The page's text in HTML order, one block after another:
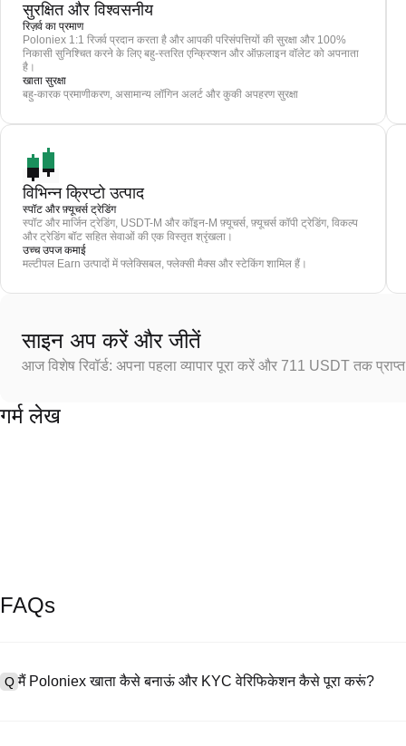
सुरक्षित और विश्वसनीय
रिज़र्व का प्रमाण
Poloniex 1:1 रिजर्व प्रदान करता है और आपकी परिसंपत्तियों की सुरक्षा और 100%
निकासी सुनिश्चित करने के लिए बहु-स्तरित एन्क्रिप्शन और ऑफ़लाइन वॉलेट को अपनाता
है।
खाता सुरक्षा
बहु-कारक प्रमाणीकरण, असामान्य लॉगिन अलर्ट और कुकी अपहरण सुरक्षा
विभिन्न क्रिप्टो उत्पाद
स्पॉट और फ़्यूचर्स ट्रेडिंग
स्पॉट और मार्जिन ट्रेडिंग, USDT-M और कॉइन-M फ़्यूचर्स, फ़्यूचर्स कॉपी ट्रेडिंग, विकल्प
और ट्रेडिंग बॉट सहित सेवाओं की एक विस्तृत श्रृंखला।
उच्च उपज कमाई
मल्टीपल Earn उत्पादों में फ्लेक्सिबल, फ्लेक्सी मैक्स और स्टेकिंग शामिल हैं।
साइन अप करें और जीतें
आज विशेष रिवॉर्ड: अपना पहला व्यापार पूरा करें और 711 USDT तक
गर्म लेख
FAQs
Q मैं Poloniex खाता कैसे बनाऊं और KYC वेरिफिकेशन कैसे पूरा करूं?